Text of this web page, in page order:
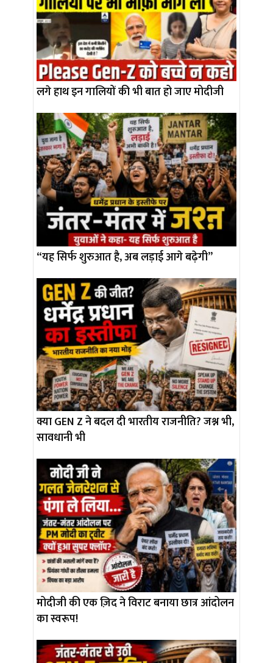
लगे हाथ इन गालियों की भी बात हो जाए मोदीजी
“यह सिर्फ शुरुआत है, अब लड़ाई आगे बढ़ेगी”
क्या GEN Z ने बदल दी भारतीय राजनीति? जश्न भी,
सावधानी भी
मोदीजी की एक ज़िद ने विराट बनाया छात्र आंदोलन
का स्वरूप!